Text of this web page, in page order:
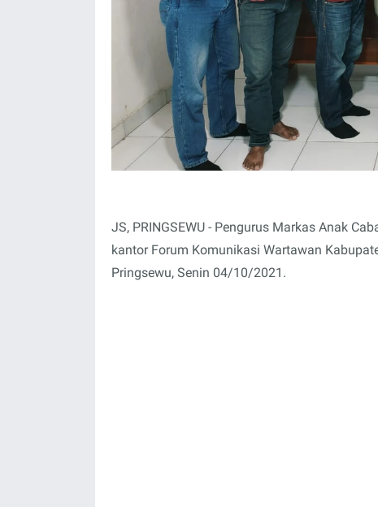
JS, PRINGSEWU - Pengurus Markas Anak
kantor Forum Komunikasi Wartawan
Pringsewu, Senin 04/10/2021.